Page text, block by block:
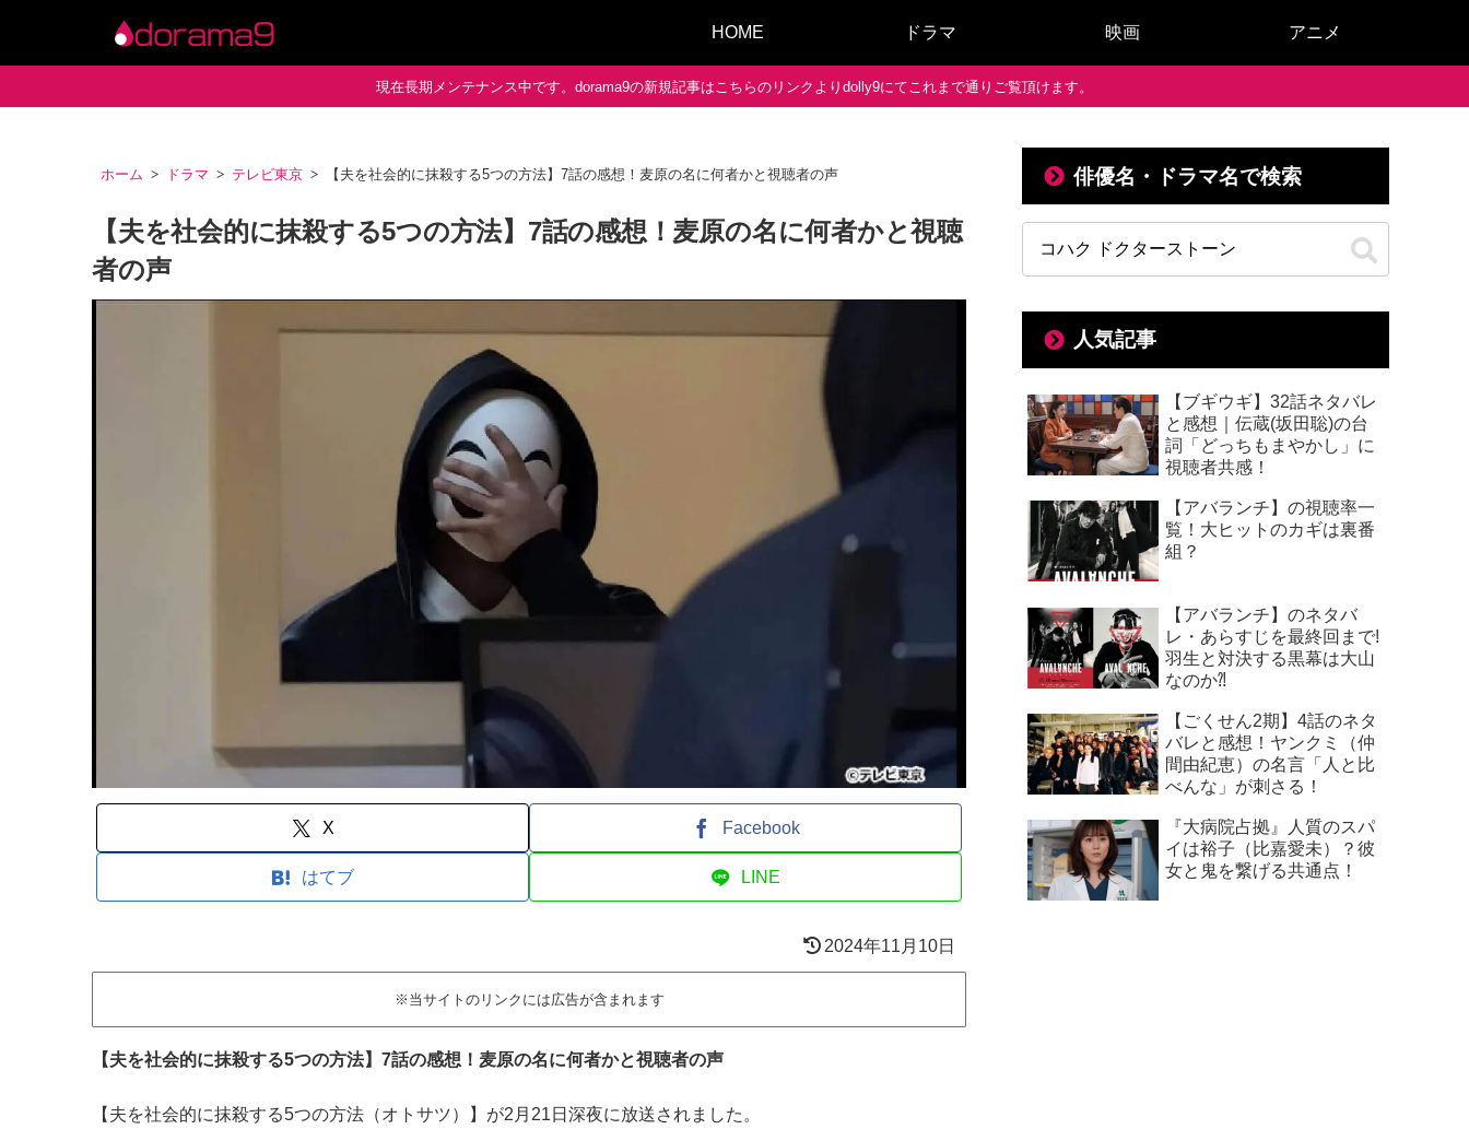
HOME ドラマ 映画 アニメ
現在長期メンテナンス中です。dorama9の新規記事はこちらのリンクよりdolly9にてこれまで通りご覧頂けます。
ホーム ドラマ テレビ東京 【夫を社会的に抹殺する5つの方法】7話の感想！麦原の名に何者かと視聴者の声
【夫を社会的に抹殺する5つの方法】7話の感想！麦原の名に何者かと視聴
者の声
X Facebook
はてブ LINE
2024年11月10日
※当サイトのリンクには広告が含まれます
【夫を社会的に抹殺する5つの方法】7話の感想！麦原の名に何者かと視聴者の声
【夫を社会的に抹殺する5つの方法（オトサツ）】が2月21日深夜に放送されました。
俳優名・ドラマ名で検索
人気記事
【ブギウギ】32話ネタバレ
と感想｜伝蔵(坂田聡)の台
詞「どっちもまやかし」に
視聴者共感！
【アバランチ】の視聴率一
覧！大ヒットのカギは裏番
組？
【アバランチ】のネタバ
レ・あらすじを最終回まで!
羽生と対決する黒幕は大山
なのか⁈
【ごくせん2期】4話のネタ
バレと感想！ヤンクミ（仲
間由紀恵）の名言「人と比
べんな」が刺さる！
『大病院占拠』人質のスパ
イは裕子（比嘉愛未）？彼
女と鬼を繋げる共通点！